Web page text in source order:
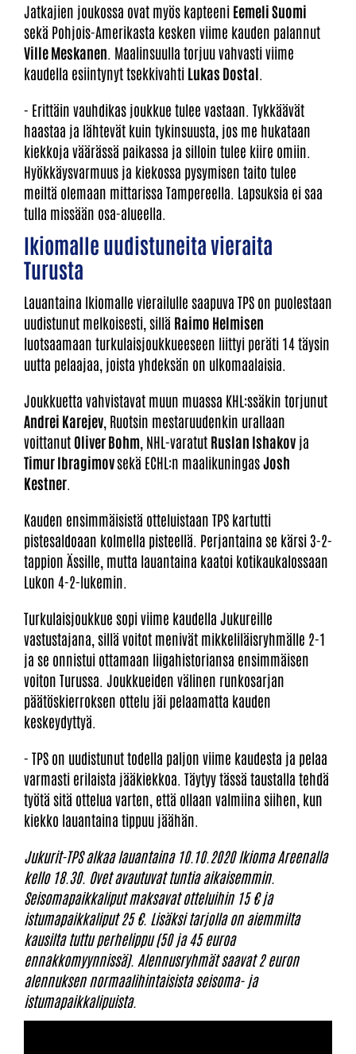
Jatkajien joukossa ovat myös kapteeni Eemeli Suomi
sekä Pohjois-Amerikasta kesken viime kauden palannut
Ville Meskanen . Maalinsuulla torjuu vahvasti viime
kaudella esiintynyt tsekkivahti Lukas Dostal
- Erittäin vauhdikas joukkue tulee vastaan. Tykkäävät
haastaa ja lähtevät kuin tykinsuusta, jos me hukataan
kiekkoja väärässä paikassa ja silloin tulee kiire omiin.
Hyökkäysvarmuus ja kiekossa pysymisen taito tulee
meiltä olemaan mittarissa Tampereella. Lapsuksia ei saa
tulla missään osa-alueella.
Ikiomalle uudistuneita vieraita
Turusta
Lauantaina Ikiomalle vierailulle saapuva TPS on puolestaan
uudistunut melkoisesti, sillä Raimo Helmisen
luotsaamaan turkulaisjoukkueeseen liittyi peräti 14 täysin
uutta pelaajaa, joista yhdeksän on ulkomaalaisia.
Joukkuetta vahvistavat muun muassa KHL:ssäkin torjunut
Andrei Karejev , Ruotsin mestaruudenkin urallaan
voittanut Oliver Bohm , NHL-varatut Ruslan Ishakov ja
Timur Ibragimovsekä ECHL:n maalikuningasJosh
Kestner
Kauden ensimmäisistä otteluistaan TPS kartutti
pistesaldoaan kolmella pisteellä. Perjantaina se kärsi 3-2-
tappion Ässille, mutta lauantaina kaatoi kotikaukalossaan
Lukon 4-2-lukemin.
Turkulaisjoukkue sopi viime kaudella Jukureille
vastustajana, sillä voitot menivät mikkeliläisryhmälle 2-1
ja se onnistui ottamaan liigahistoriansa ensimmäisen
voiton Turussa. Joukkueiden välinen runkosarjan
päätöskierroksen ottelu jäi pelaamatta kauden
keskeydyttyä.
- TPS on uudistunut todella paljon viime kaudesta ja pelaa
varmasti erilaista jääkiekkoa. Täytyy tässä taustalla tehdä
työtä sitä ottelua varten, että ollaan valmiina siihen, kun
kiekko lauantaina tippuu jäähän.
Jukurit-TPS alkaa lauantaina 10.10.2020 Ikioma Areenalla
kello 18.30. Ovet avautuvat tuntia aikaisemmin.
Seisomapaikkaliput maksavat otteluihin 15 € ja
istumapaikkaliput 25 €. Lisäksi tarjolla on aiemmilta
kausilta tuttu perhelippu (50 ja 45 euroa
ennakkomyynnissä). Alennusryhmät saavat 2 euron
alennuksen normaalihintaisista seisoma- ja
istumapaikkalipuista.